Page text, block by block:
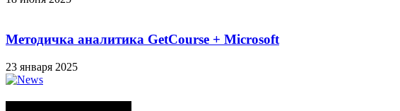
Методичка аналитика GetCourse + Microsoft
23 января 2025